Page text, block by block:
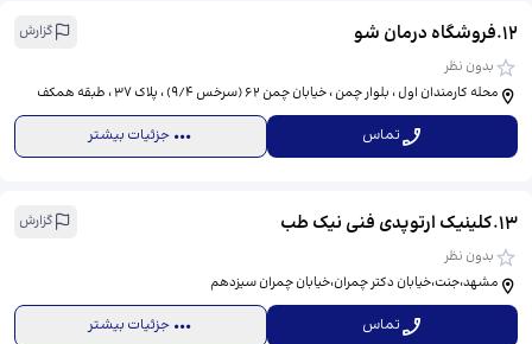
12
.فروشگاه درمان شو
گزارش
بدون نظر
محله کارمندان اول ، بلوار چمن ، خیابان چمن 62 (سرخس 9/4) ، پلاک 37 ، طبقه همکف
تماس جزئیات بیشتر
13
.کلینیک ارتوپدی فنی نیک طب
گزارش
بدون نظر
مشهد،جنت،خیابان دکتر چمران،خیابان چمران سیزدهم
تماس جزئیات بیشتر